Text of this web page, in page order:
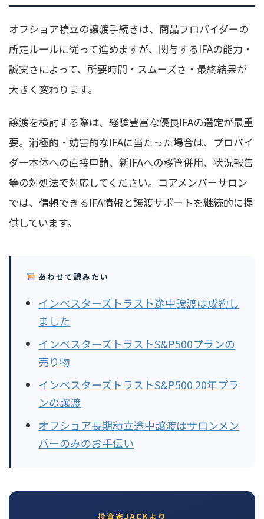
オフショア積立の譲渡手続きは、商品プロバイダーの
所定ルールに従って進めますが、関与するIFAの能力・
誠実さによって、所要時間・スムーズさ・最終結果が
大きく変わります。
譲渡を検討する際は、経験豊富な優良IFAの選定が最重
要。消極的・妨害的なIFAに当たった場合は、プロバイ
ダー本体への直接申請、新IFAへの移管併用、状況報告
等の対処法で対応してください。コアメンバーサロン
では、信頼できるIFA情報と譲渡サポートを継続的に提
供しています。
あわせて読みたい
インベスターズトラスト途中譲渡は成約し
ました
インベスターズトラストS&P500プランの
売り物
インベスターズトラストS&P500 20年プラ
ンの譲渡
オフショア長期積立途中譲渡はサロンメン
バーのみのお手伝い
投資家JACKより